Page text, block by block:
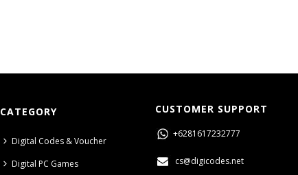
CATEGORY
Digital Codes & Voucher
Digital PC Games
CUSTOMER SUPPORT
+6281617232777
cs@digicodes.net